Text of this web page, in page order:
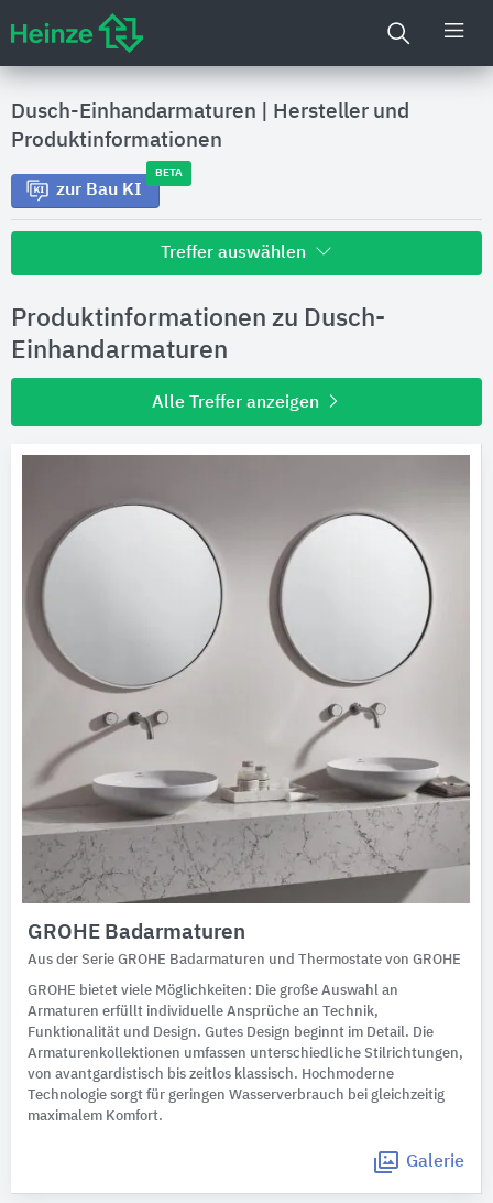
Dusch-Einhandarmaturen
Hersteller und
Produktinformationen
zur Bau KI
BETA
Treffer auswählen
Hersteller
Produktinformationen
Ausschreibungstexte
Architekturobjekte
Expertenprofile
Produktinformationen zu Dusch-
Einhandarmaturen
Alle Treffer anzeigen
GROHE Badarmaturen
Aus der Serie GROHE Badarmaturen und Thermostate von GROHE
GROHE bietet viele Möglichkeiten: Die große Auswahl an
Armaturen erfüllt individuelle Ansprüche an Technik,
Funktionalität und Design. Gutes Design beginnt im Detail. Die
Armaturenkollektionen umfassen unterschiedliche Stilrichtungen,
von avantgardistisch bis zeitlos klassisch. Hochmoderne
Technologie sorgt für geringen Wasserverbrauch bei gleichzeitig
maximalem Komfort.
Galerie